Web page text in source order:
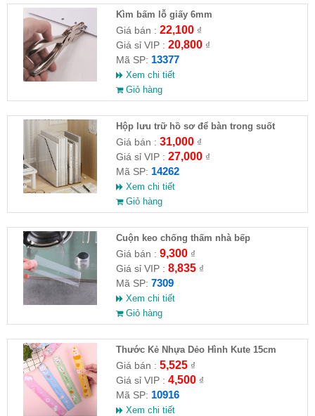
Kìm bấm lỗ giấy 6mm
Giá bán : 22,100₫
Giá sỉ VIP : 20,800₫
Mã SP: 13377
Xem chi tiết
Giỏ hàng
Hộp lưu trữ hồ sơ để bàn trong suốt
Giá bán : 31,000₫
Giá sỉ VIP : 27,000₫
Mã SP: 14262
Xem chi tiết
Giỏ hàng
Cuộn keo chống thấm nhà bếp
Giá bán : 9,300₫
Giá sỉ VIP : 8,835₫
Mã SP: 7309
Xem chi tiết
Giỏ hàng
Thước Kẻ Nhựa Dẻo Hình Kute 15cm
Giá bán : 5,525₫
Giá sỉ VIP : 4,500₫
Mã SP: 10916
Xem chi tiết